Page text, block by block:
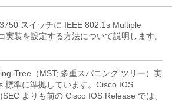
スイッチに IEEE 802.1s Multiple
実装を設定する方法について説明します。
Tree（MST; 多重スパニング ツリー）実
標準に準拠しています。Cisco IOS
よりも前の Cisco IOS Release では、